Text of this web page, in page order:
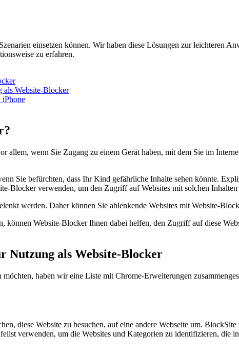
einsetzen können. Wir haben diese Lösungen zur leichteren
zu erfahren.
als Website-Blocker
iPhone
allem, wenn Sie Zugang zu einem Gerät haben, mit dem Sie im
Sie befürchten, dass Ihr Kind gefährliche Inhalte sehen könnte.
Blocker verwenden, um den Zugriff auf Websites mit solchen Inhalten
werden. Daher können Sie ablenkende Websites mit Website-
können Website-Blocker Ihnen dabei helfen, den Zugriff auf diese
Nutzung als Website-Blocker
haben wir eine Liste mit Chrome-Erweiterungen
diese Website zu besuchen, auf eine andere Webseite um.
verwenden, um die Websites und Kategorien zu identifizieren, die